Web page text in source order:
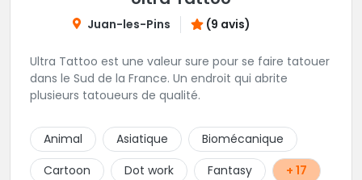
Juan-les-Pins (9 avis)
Ultra Tattoo est une valeur sure pour se faire tatouer
dans le Sud de la France. Un endroit qui abrite
plusieurs tatoueurs de qualité.
Animal Asiatique
Biomécanique
Cartoon
Dot work Fantasy + 17